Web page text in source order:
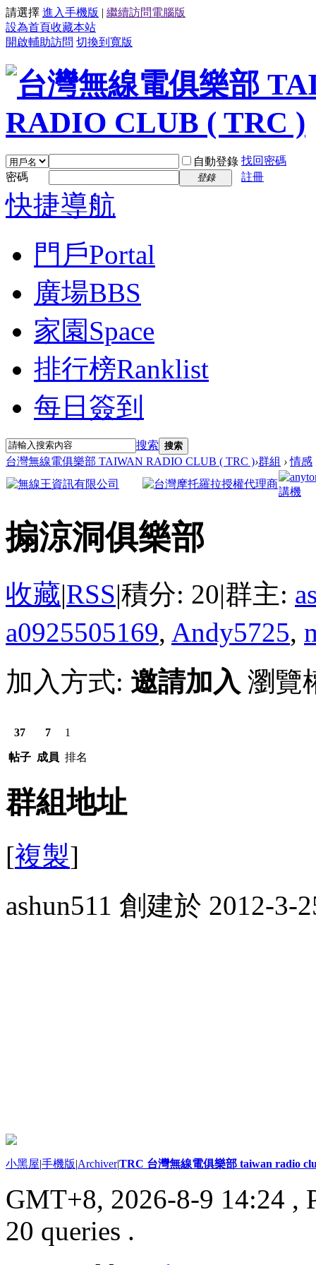
請選擇 進入手機版 | 繼續訪問電腦版
設為首頁收藏本站
開啟輔助訪問 切換到寬版
自動登錄 找回密碼
密碼
登錄 註冊
快捷導航
門戶Portal
廣場BBS
家園Space
排行榜Ranklist
每日簽到
搜索 搜索
台灣無線電俱樂部 TAIWAN RADIO CLUB ( TRC )›群組 › 情感
搧涼洞俱樂部
收藏|RSS|積分: 20|群主:
a0925505169, Andy5725,
加入方式: 邀請加入 瀏覽
37
帖子
7
成員
1
排名
群組地址
[複製]
ashun511 創建於 2012-3-
小黑屋|手機版|Archiver|TRC 台灣無線電俱樂部 taiwan radio
GMT+8, 2026-8-9 14:24 ,
20 queries .